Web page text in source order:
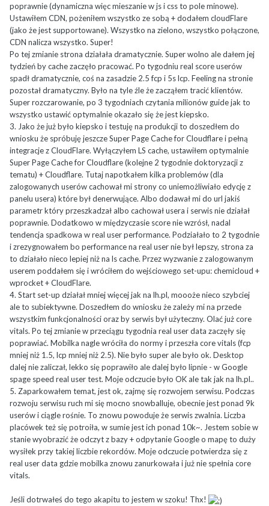
poprawnie (dynamiczna więc mieszanie w js i css to pole minowe).
Ustawiłem CDN, pożeniłem wszystko ze sobą + dodałem cloudFlare
(jako że jest supportowane). Wszystko na zielono, wszystko połączone,
CDN nalicza wszystko. Super!
Po tej zmianie strona działała dramatycznie. Super wolno ale dałem jej
tydzień by cache zaczęło pracować. Po tygodniu real score userów
spadł dramatycznie, coś na zasadzie 2.5 fcp i 5s lcp. Feeling na stronie
pozostał dramatyczny. Było na tyle źle że zacząłem tracić klientów.
Super rozczarowanie, po 3 tygodniach czytania milionów guide jak to
wszystko ustawić optymalnie okazało się że jest kiepsko.
3. Jako że już było kiepsko i testuję na produkcji to doszedłem do
wniosku że spróbuję jeszcze Super Page Cache for Cloudflare i pełną
integracje z CloudFlare. Wyłączyłem LS cache, ustawiłem optymalnie
Super Page Cache for Cloudflare (kolejne 2 tygodnie doktoryzacji z
tematu) + Cloudflare. Tutaj napotkałem kilka problemów (dla
zalogowanych userów cachował mi strony co uniemożliwiało edycję z
panelu usera) które był denerwujące. Albo dodawał mi do url jakiś
parametr który przeszkadzał albo cachował usera i serwis nie działał
poprawnie. Dodatkowo w międzyczasie score nie wzrósł, nadal
tendencja spadkowa w real user performance. Podziałało to 2 tygodnie
i zrezygnowałem bo performance na real user nie był lepszy, strona za
to działało nieco lepiej niż na ls cache. Przez wyzwanie z zalogowanym
userem poddałem się i wróciłem do wejściowego set-upu: chemicloud +
wprocket + CloudFlare.
4. Start set-up działał mniej więcej jak na lh.pl, moooże nieco szybciej
ale to subiektywne. Doszedłem do wniosku że zależy mi na przede
wszystkim funkcjonalności oraz by serwis był użyteczny. Olać już core
vitals. Po tej zmianie w przeciągu tygodnia real user data zaczęły się
poprawiać. Mobilka nagle wróciła do normy i przeszła core vitals (fcp
mniej niż 1.5, lcp mniej niż 2.5). Nie było super ale było ok. Desktop
dalej nie zaliczał, lekko się poprawiło ale dalej było lipnie - w Google
spage speed real user test. Moje odczucie było OK ale tak jak na lh.pl..
5. Zaparkowałem temat, jest ok, zajmę się rozwojem serwisu. Podczas
rozwoju serwisu ruch mi się mocno snowballuje, obecnie jest ponad 9k
userów i ciągle rośnie. To znowu powoduje że serwis zwalnia. Liczba
placówek też się potroiła, w sumie jest ich ponad 10k~. Jestem sobie w
stanie wyobrazić że odczyt z bazy + odpytanie Google o mapę to duży
wysiłek przy takiej liczbie rekordów. Moje odczucie potwierdza się z
real user data gdzie mobilka znowu zanurkowała i już nie spełnia core
vitals.
Jeśli dotrwałeś do tego akapitu to jestem w szoku! Thx!